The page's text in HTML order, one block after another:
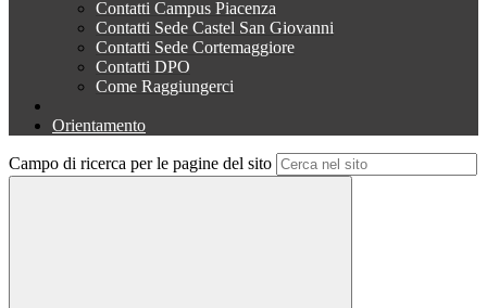
Contatti Campus Piacenza
Contatti Sede Castel San Giovanni
Contatti Sede Cortemaggiore
Contatti DPO
Come Raggiungerci
Orientamento
Campo di ricerca per le pagine del sito